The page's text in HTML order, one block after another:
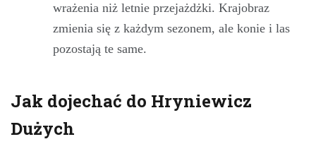
wrażenia niż letnie przejażdżki. Krajobraz
zmienia się z każdym sezonem, ale konie i las
pozostają te same.
Jak dojechać do Hryniewicz
Dużych